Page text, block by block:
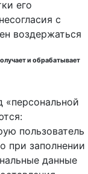
его
с
воздержаться
и обрабатывает
«персональной
пользователь
при заполнении
данные